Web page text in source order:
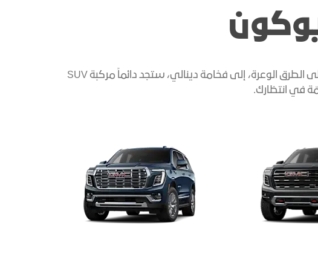
من طراز Elevation الأول على الإطلاق وAT4 ULTIMATE الأول على الإطلاق أيضاً والمجهّز تماماً للقيادة على الطرق الوعرة، إلى فخامة دينالي، ستجد دائماً مركبة SUV